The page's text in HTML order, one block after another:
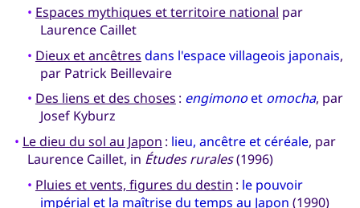
• Espaces mythiques et territoire national par
Laurence Caillet
• Dieux et ancêtres dans l'espace villageois japonais,
par Patrick Beillevaire
• Des liens et des choses : engimonoet omocha, par
Josef Kyburz
• Le dieu du sol au Japon : lieu, ancêtre et céréale, par
Laurence Caillet, in Études rurales(1996)
• Pluies et vents, figures du destin : le pouvoir
impérial et la maîtrise du temps au Japon (1990)